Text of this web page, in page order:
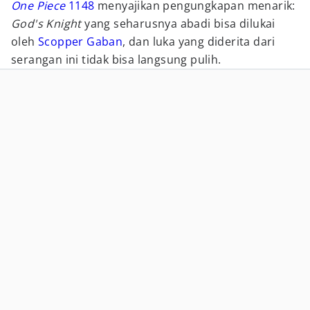
One Piece 1148 menyajikan pengungkapan menarik:
God's Knightyang seharusnya abadi bisa dilukai
oleh Scopper Gaban, dan luka yang diderita dari
serangan ini tidak bisa langsung pulih.